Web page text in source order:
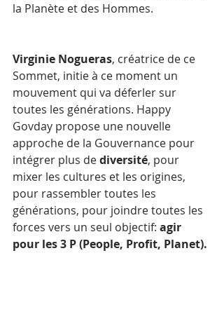
la Planète et des Hommes.
Virginie Nogueras, créatrice de ce
Sommet, initie à ce moment un
mouvement qui va déferler sur
toutes les générations. Happy
Govday propose une nouvelle
approche de la Gouvernance pour
intégrer plus de diversité, pour
mixer les cultures et les origines,
pour rassembler toutes les
générations, pour joindre toutes les
forces vers un seul objectif: agir
pour les 3 P (People, Profit, Planet).